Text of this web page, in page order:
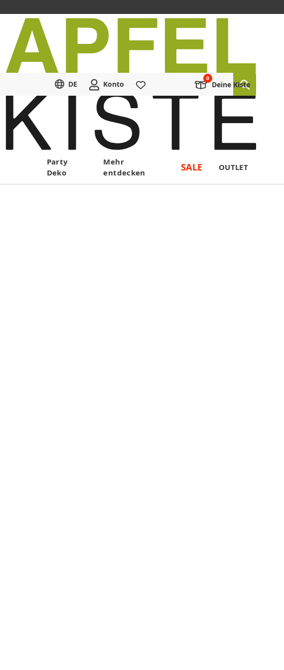
DE Konto Deine Kiste
Party
Deko
Mehr
entdecken
SALE OUTLET